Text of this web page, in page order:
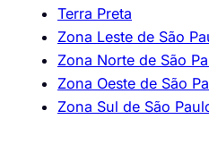
Terra Preta
Zona Leste de São
Zona Norte de São
Zona Oeste de São
Zona Sul de São